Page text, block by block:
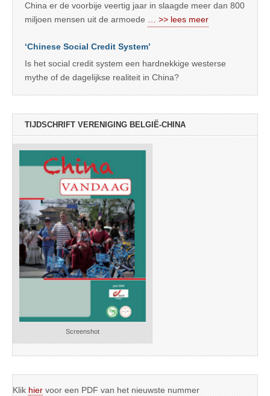
China er de voorbije veertig jaar in slaagde meer dan 800
miljoen mensen uit de armoede
… >> lees meer
‘Chinese Social Credit System’
Is het social credit system een hardnekkige westerse
mythe of de dagelijkse realiteit in China?
TIJDSCHRIFT VERENIGING BELGIË-CHINA
Screenshot
Klik hier voor een PDF van het nieuwste nummer